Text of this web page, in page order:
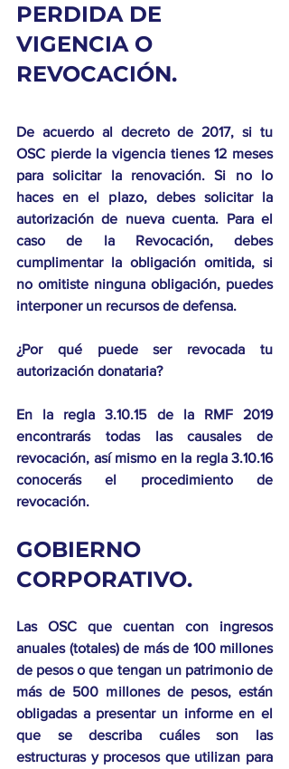
PERDIDA DE
VIGENCIA O
REVOCACIÓN.
De acuerdo al decreto de 2017, si tu
OSC pierde la vigencia tienes 12 meses
para solicitar la renovación. Si no lo
haces en el plazo, debes solicitar la
autorización de nueva cuenta. Para el
caso de la Revocación, debes
cumplimentar la obligación omitida, si
no omitiste ninguna obligación, puedes
interponer un recursos de defensa.
¿Por qué puede ser revocada tu
autorización donataria?
En la regla 3.10.15 de la RMF 2019
encontrarás todas las causales de
revocación, así mismo en la regla 3.10.16
conocerás el procedimiento de
revocación.
GOBIERNO
CORPORATIVO.
Las OSC que cuentan con ingresos
anuales (totales) de más de 100 millones
de pesos o que tengan un patrimonio de
más de 500 millones de pesos, están
obligadas a presentar un informe en el
que se describa cuáles son las
estructuras y procesos que utilizan para